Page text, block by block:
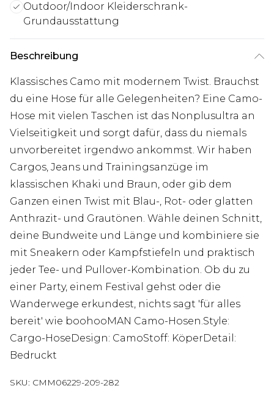
Outdoor/Indoor Kleiderschrank-
Grundausstattung
Beschreibung
Klassisches Camo mit modernem Twist. Brauchst
du eine Hose für alle Gelegenheiten? Eine Camo-
Hose mit vielen Taschen ist das Nonplusultra an
Vielseitigkeit und sorgt dafür, dass du niemals
unvorbereitet irgendwo ankommst. Wir haben
Cargos, Jeans und Trainingsanzüge im
klassischen Khaki und Braun, oder gib dem
Ganzen einen Twist mit Blau-, Rot- oder glatten
Anthrazit- und Grautönen. Wähle deinen Schnitt,
deine Bundweite und Länge und kombiniere sie
mit Sneakern oder Kampfstiefeln und praktisch
jeder Tee- und Pullover-Kombination. Ob du zu
einer Party, einem Festival gehst oder die
Wanderwege erkundest, nichts sagt 'für alles
bereit' wie boohooMAN Camo-Hosen.Style:
Cargo-HoseDesign: CamoStoff: KöperDetail:
Bedruckt
SKU: CMM06229-209-282